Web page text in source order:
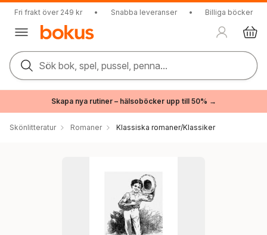
Fri frakt över 249 kr • Snabba leveranser • Billiga böcker
Sök bok, spel, pussel, penna...
Skapa nya rutiner – hälsoböcker upp till 50% →
Skönlitteratur Romaner Klassiska romaner/Klassiker